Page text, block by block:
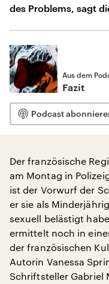
des Problems, sagt
Aus dem
Fazit
Podcast
Der französische
am Montag in
ist der Vorwurf der
er sie als
sexuell belästigt
ermittelt noch in
der französischen
Autorin Vanessa
Schriftsteller Gabriel